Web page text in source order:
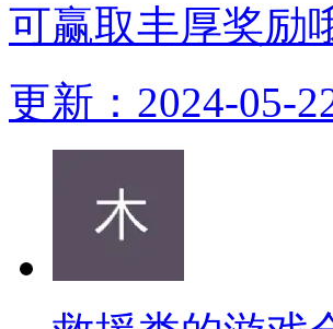
可赢取丰厚奖励
更新：2024-05-